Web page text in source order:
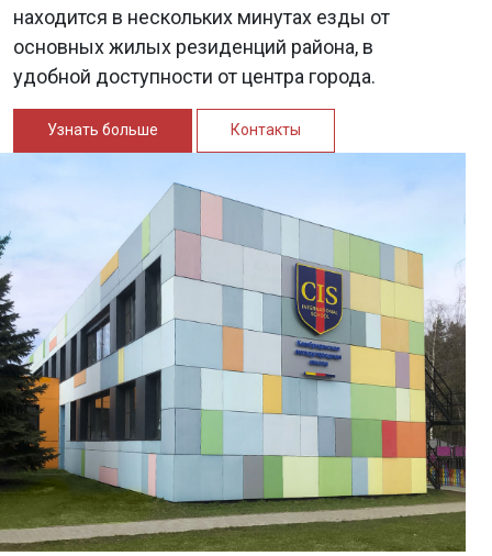
находится в нескольких минутах езды от
основных жилых резиденций района, в
удобной доступности от центра города.
Узнать больше Контакты